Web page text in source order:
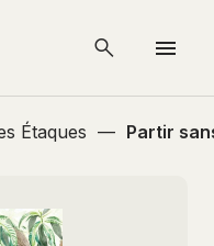
Étaques — Partir